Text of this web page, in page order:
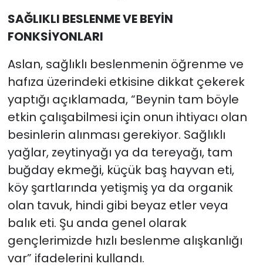
SAĞLIKLI BESLENME VE BEYİN
FONKSİYONLARI
Aslan, sağlıklı beslenmenin öğrenme ve
hafıza üzerindeki etkisine dikkat çekerek
yaptığı açıklamada, “Beynin tam böyle
etkin çalışabilmesi için onun ihtiyacı olan
besinlerin alınması gerekiyor. Sağlıklı
yağlar, zeytinyağı ya da tereyağı, tam
buğday ekmeği, küçük baş hayvan eti,
köy şartlarında yetişmiş ya da organik
olan tavuk, hindi gibi beyaz etler veya
balık eti. Şu anda genel olarak
gençlerimizde hızlı beslenme alışkanlığı
var” ifadelerini kullandı.